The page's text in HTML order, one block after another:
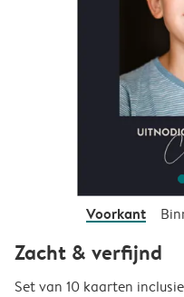
Voorkant
Zacht & verfijnd
Set van 10 kaarten